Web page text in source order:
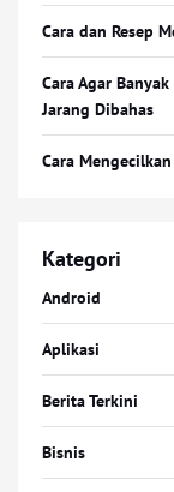
Cara dan Resep
Cara Agar
Jarang Dibahas
Cara
Kategori
Android
Aplikasi
Berita Terkini
Bisnis